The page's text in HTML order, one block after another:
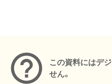
この資料にはデ
せん。